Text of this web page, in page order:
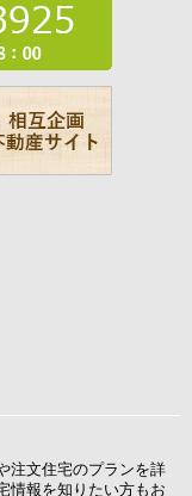
注文住宅のプランを詳
情報を知りたい方もお